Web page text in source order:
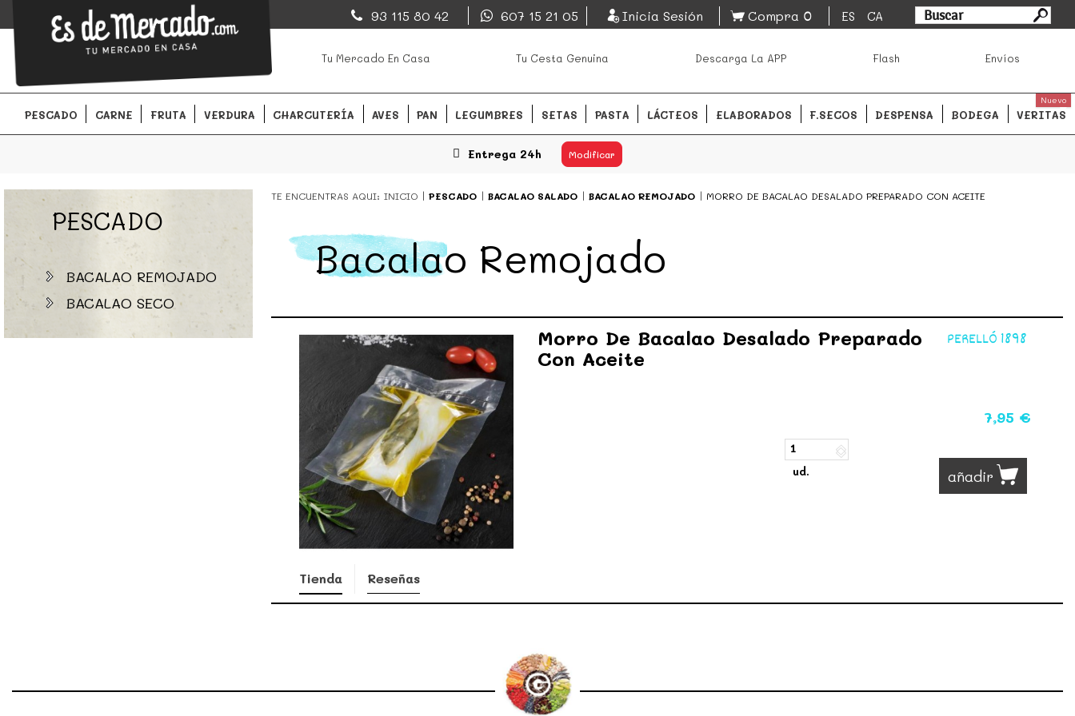
EsDeMercado.com
EsDeMercado.comte lleva a casa los mejores productos de los mejores mercados de
Barcelona y de productores locales.
EsDeMercado.com
Barcelona y de productores locales.
93 115 80 42 607 15 21 05 Inicia Sesión Compra 0 ES CA
Tu Mercado En Casa Tu Cesta Genuina Descarga La APP Flash Envíos
PESCADO CARNE FRUTA VERDURA CHARCUTERÍA AVES PAN LEGUMBRES SETAS PASTA LÁCTEOS ELABORADOS F.SECOS DESPENSA BODEGA VERITAS
Nuevo
Entrega 24h Modificar
PESCADO
BACALAO REMOJADO
BACALAO SECO
TE ENCUENTRAS AQUI: INICIO PESCADO BACALAO SALADO BACALAO REMOJADO MORRO DE BACALAO DESALADO PREPARADO CON ACEITE
Bacalao Remojado
PERELLÓ 1898
Morro De Bacalao Desalado Preparado
Con Aceite
7,95 €
ud. añadir
Tienda Reseñas